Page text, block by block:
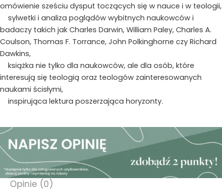
omówienie sześciu dysput toczących się w nauce i w teologii,
sylwetki i analiza poglądów wybitnych naukowców i
badaczy takich jak Charles Darwin, William Paley, Charles A.
Coulson, Thomas F. Torrance, John Polkinghorne czy Richard
Dawkins,
książka nie tylko dla naukowców, ale dla osób, które
interesują się teologią oraz teologów zainteresowanych
naukami ścisłymi,
inspirująca lektura poszerzająca horyzonty.
Opinie (0)